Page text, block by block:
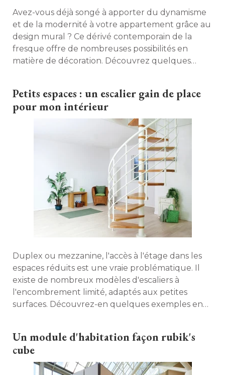
Avez-vous déjà songé à apporter du dynamisme
et de la modernité à votre appartement grâce au
design mural ? Ce dérivé contemporain de la
fresque offre de nombreuses possibilités en
matière de décoration. Découvrez quelques
Petits espaces : un escalier gain de place
pour mon intérieur
Duplex ou mezzanine, l'accès à l'étage dans les
espaces réduits est une vraie problématique. Il
existe de nombreux modèles d'escaliers à
l'encombrement limité, adaptés aux petites
surfaces. Découvrez-en quelques exemples en
Un module d'habitation façon rubik's
cube